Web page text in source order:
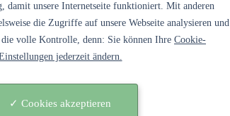
damit unsere Internetseite funktioniert. Mit anderen
die Zugriffe auf unsere Webseite analysieren und
die volle Kontrolle, denn: Sie können Ihre Cookie-
jederzeit ändern.
✓ Cookies akzeptieren